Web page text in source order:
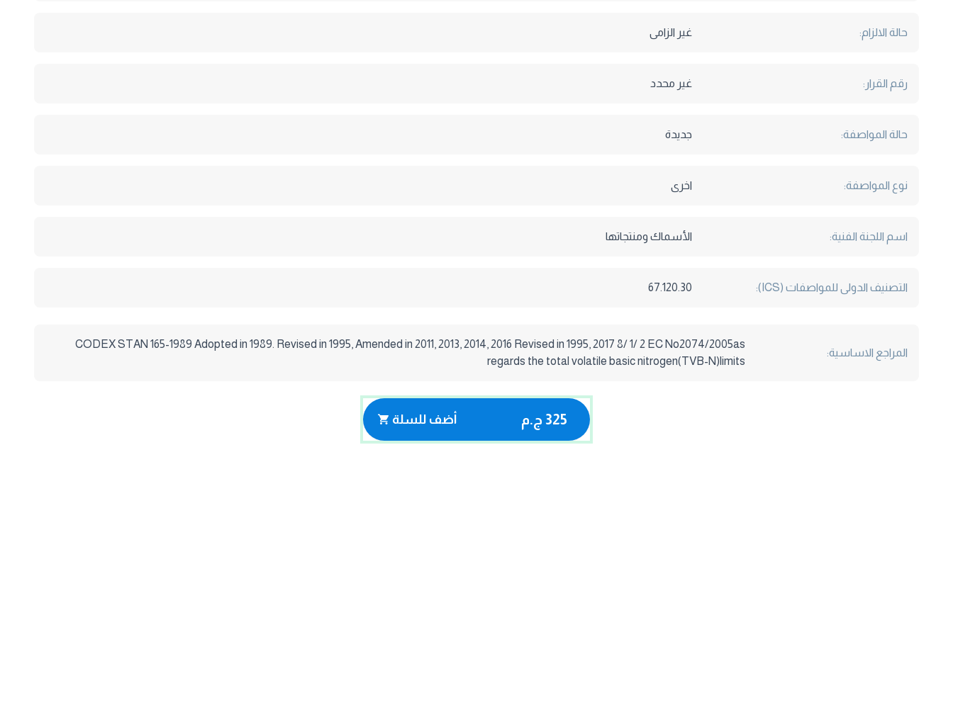
حالة الالزام: غير الزامى
رقم القرار: غير محدد
حالة المواصفة: جديدة
نوع المواصفة: اخرى
اسم اللجنة الفنية: الأسماك ومنتجاتها
التصنيف الدولى للمواصفات (ICS): 67.120.30
المراجع الاساسية:
CODEX STAN 165-1989 Adopted in 1989. Revised in 1995, Amended in 2011, 2013, 2014, 2016 Revised in 1995, 2017 8/ 1/ 2 EC No2074/2005as
regards the total volatile basic nitrogen(TVB-N)limits
325 ج.م أضف للسلة